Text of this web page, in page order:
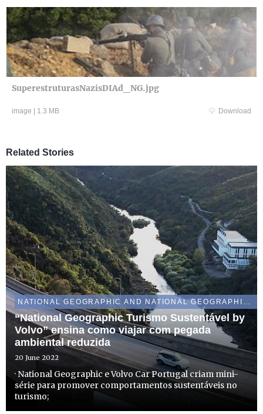
SuperestruturasNazisDIAd_NG.jpg
image 1.3 MB Download
Related Stories
NATIONAL GEOGRAPHIC AND NATIONAL GEOGRAPHIC WILD
“National Geographic Turismo Sustentável by
Volvo” ensina como viajar com pegada
ambiental reduzida
20 June 2022
· National Geographic e Volvo Car Portugal criam mini-
série para promover comportamentos sustentáveis no
turismo;